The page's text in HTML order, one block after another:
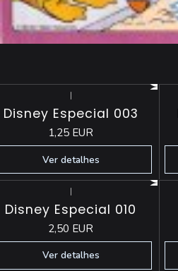
|
Disney Especial 003
1,25 EUR
Ver detalhes
|
Disney Especial 010
2,50 EUR
Ver detalhes